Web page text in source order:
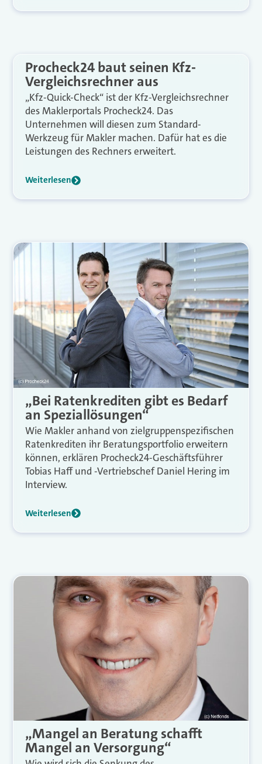
Procheck24 baut seinen Kfz-
Vergleichsrechner aus
„Kfz-Quick-Check“ ist der Kfz-Vergleichsrechner
des Maklerportals Procheck24. Das
Unternehmen will diesen zum Standard-
Werkzeug für Makler machen. Dafür hat es die
Leistungen des Rechners erweitert.
Weiterlesen
„Bei Ratenkrediten gibt es Bedarf
an Speziallösungen“
Wie Makler anhand von zielgruppenspezifischen
Ratenkrediten ihr Beratungsportfolio erweitern
können, erklären Procheck24-Geschäftsführer
Tobias Haff und -Vertriebschef Daniel Hering im
Interview.
Weiterlesen
„Mangel an Beratung schafft
Mangel an Versorgung“